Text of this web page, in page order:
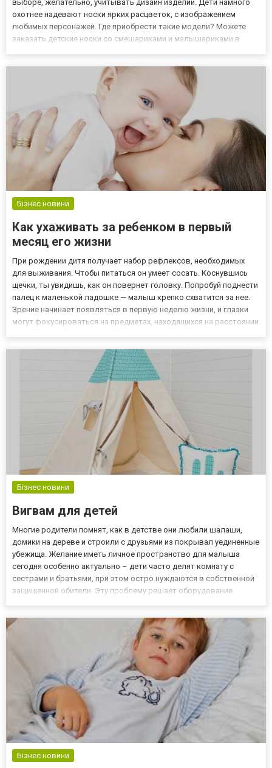
выборе, желательно, учитывать дизайн изделий. Дети намного
охотнее надевают носки ярких расцветок, с изображением
любимых персонажей. Где приобрести такие модели? Можете
заказать детские носки со смешариками и малышариками в
Бізнес новини
Как ухаживать за ребенком в первый
месяц его жизни
При рождении дитя получает набор рефлексов, необходимых
для выживания. Чтобы питаться он умеет сосать. Коснувшись
щечки, ты увидишь, как он повернет головку. Попробуй поднести
палец к маленькой ладошке — малыш крепко схватится за нее.
Зрение начинает появляться в первую неделю жизни, и глазки
могут фокусироваться на предметах, находящихся на расстоянии
Бізнес новини
Вигвам для детей
Многие родители помнят, как в детстве они любили шалаши,
домики на дереве и строили с друзьями из покрывал уединенные
убежища. Желание иметь личное пространство для малыша
сегодня особенно актуально – дети часто делят комнату с
сестрами и братьями, при этом остро нуждаются в собственной
защищенной обители. Эту проблему решает оборудование
краснок...
Бізнес новини